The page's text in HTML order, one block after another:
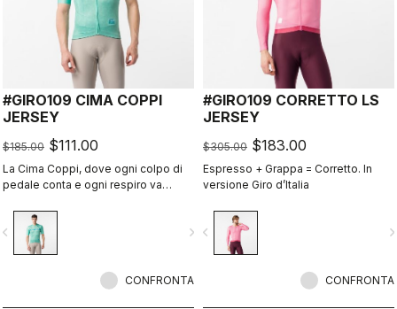
#GIRO109 CIMA COPPI
JERSEY
$185.00 $111.00
La Cima Coppi, dove ogni colpo di
pedale conta e ogni respiro va
navigate_next
CONFRONTA
#GIRO109 CORRETTO LS
JERSEY
$305.00 $183.00
Espresso + Grappa = Corretto. In
versione Giro d’Italia
navigate_before
CONFRONTA